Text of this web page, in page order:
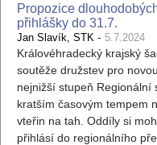
Propozice
přihlášky do 31.7.
Jan Slavík, STK - 5.7.2024
Královéhradecký krajský
soutěže družstev pro
nejnižší stupeň Regionální
kratším časovým tempem
vteřin na tah. Oddíly si
přihlásí do regionálního